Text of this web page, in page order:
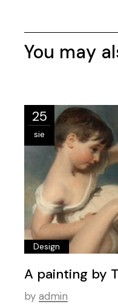
You may
25
sie
Design
A painting by
by admin